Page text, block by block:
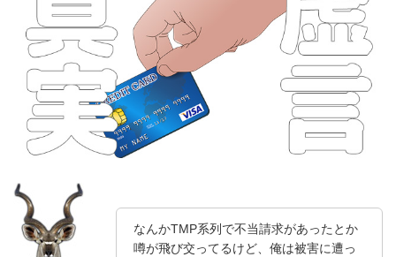
なんかTMP系列で不当請求があったとか
噂が飛び交ってるけど、俺は被害に遭っ